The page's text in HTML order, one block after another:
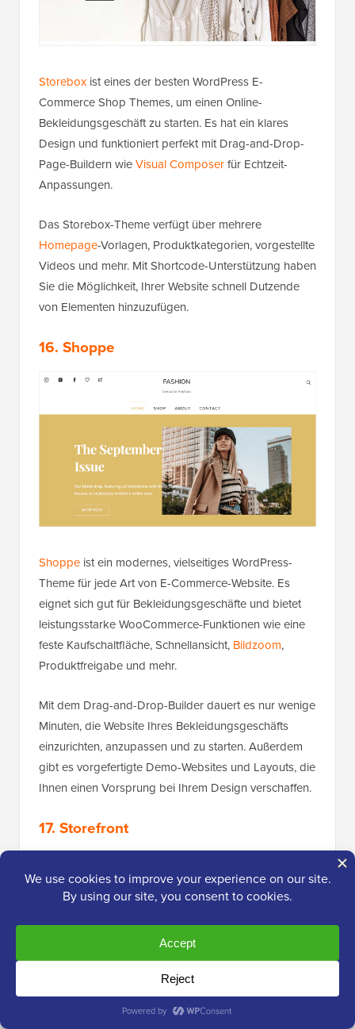
Storebox ist eines der besten WordPress E-
Commerce Shop Themes, um einen Online-
Bekleidungsgeschäft zu starten. Es hat ein klares
Design und funktioniert perfekt mit Drag-and-Drop-
Page-Buildern wieVisual Composerfür Echtzeit-
Anpassungen.
Das Storebox-Theme verfügt über mehrere
Homepage-Vorlagen, Produktkategorien, vorgestellte
Videos und mehr. Mit Shortcode-Unterstützung haben
Sie die Möglichkeit, Ihrer Website schnell Dutzende
von Elementen hinzuzufügen.
16. Shoppe
Shoppe ist ein modernes, vielseitiges WordPress-
Theme für jede Art von E-Commerce-Website. Es
eignet sich gut für Bekleidungsgeschäfte und bietet
leistungsstarke WooCommerce-Funktionen wie eine
feste Kaufschaltfläche, Schnellansicht, Bildzoom,
Produktfreigabe und mehr.
Mit dem Drag-and-Drop-Builder dauert es nur wenige
Minuten, die Website Ihres Bekleidungsgeschäfts
einzurichten, anzupassen und zu starten. Außerdem
gibt es vorgefertigte Demo-Websites und Layouts, die
Ihnen einen Vorsprung bei Ihrem Design verschaffen.
17. Storefront